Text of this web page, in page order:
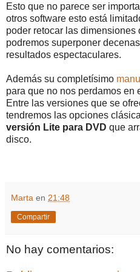
Esto que no parece ser
otros software esto está
poder retocar las dimensiones
podremos superponer
resultados espectaculares.
Además su completísimo
para que no nos perdamos en
Entre las versiones que se
tendremos las opciones
versión Lite para DVD que
disco.
Marta en 21:48
Compartir
No hay comentarios: